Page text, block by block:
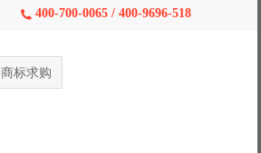
 400-700-0065 / 400-9696-518
商标求购